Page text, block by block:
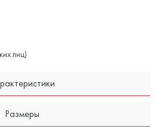
лиц)
Размеры